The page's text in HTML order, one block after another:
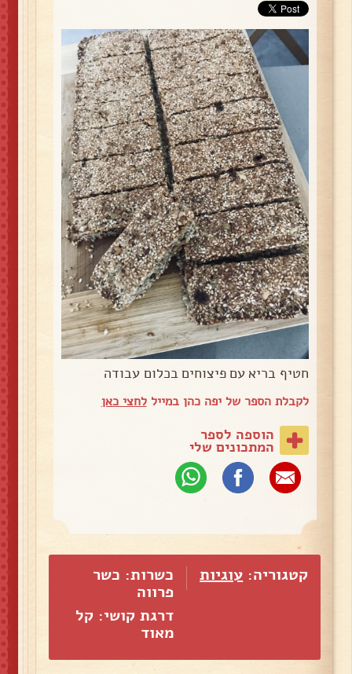
חטיף בריא עם פיצוחים בכלום עבודה
לקבלת הספר של יפה כהן במייללחצי כאן
הוספה לספר
המתכונים שלי
קטגוריה: עוגיות
כשרות: כשר
פרווה
דרגת קושי: קל
מאוד